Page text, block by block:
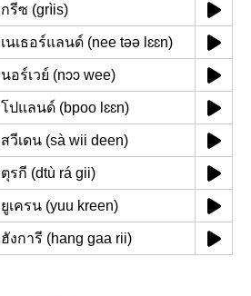
กรีซ (grìis)
เนเธอร์แลนด์ (nee təə lɛɛn)
นอร์เวย์ (nɔɔ wee)
โปแลนด์ (bpoo lɛɛn)
สวีเดน (sà wii deen)
ตุรกี (dtù rá gii)
ยูเครน (yuu kreen)
ฮังการี (hang gaa rii)